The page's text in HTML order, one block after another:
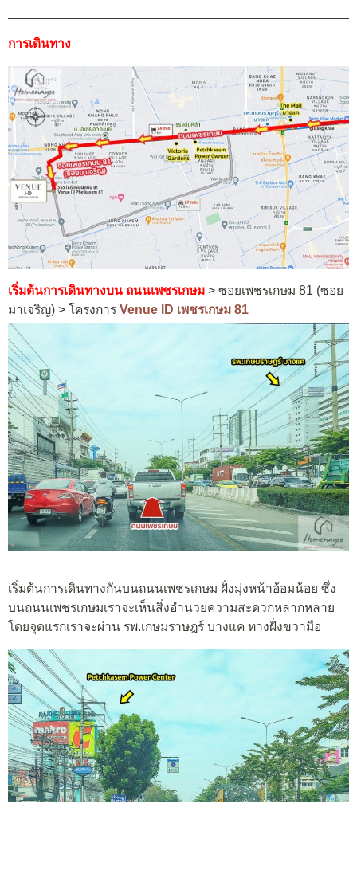
การเดินทาง
เริ่มต้นการเดินทางบน ถนนเพชรเกษม > ซอยเพชรเกษม 81 (ซอย
มาเจริญ) > โครงการ Venue ID เพชรเกษม 81
เริ่มต้นการเดินทางกันบนถนนเพชรเกษม ฝั่งมุ่งหน้าอ้อมน้อย ซึ่ง
บนถนนเพชรเกษมเราจะเห็นสิ่งอำนวยความสะดวกหลากหลาย
โดยจุดแรกเราจะผ่าน รพ.เกษมราษฎร์ บางแค ทางฝั่งขวามือ